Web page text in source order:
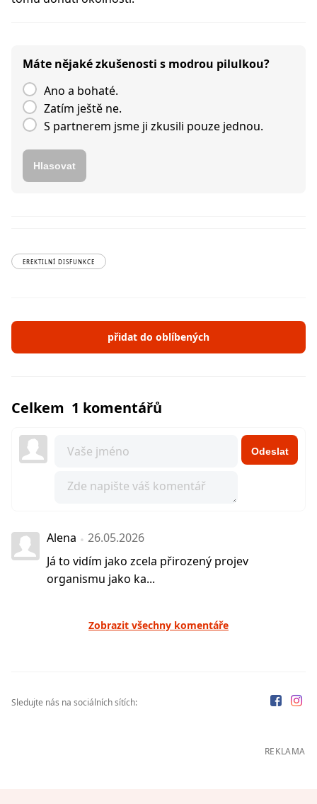
Máte nějaké zkušenosti s modrou pilulkou?
Ano a bohaté.
Zatím ještě ne.
S partnerem jsme ji zkusili pouze jednou.
Hlasovat
EREKTILNÍ DISFUNKCE
přidat do oblíbených
Celkem 1 komentářů
Odeslat
Alena
26.05.2026
Já to vidím jako zcela přirozený projev
organismu jako ka...
Zobrazit všechny komentáře
Sledujte nás na sociálních sítích:
REKLAMA